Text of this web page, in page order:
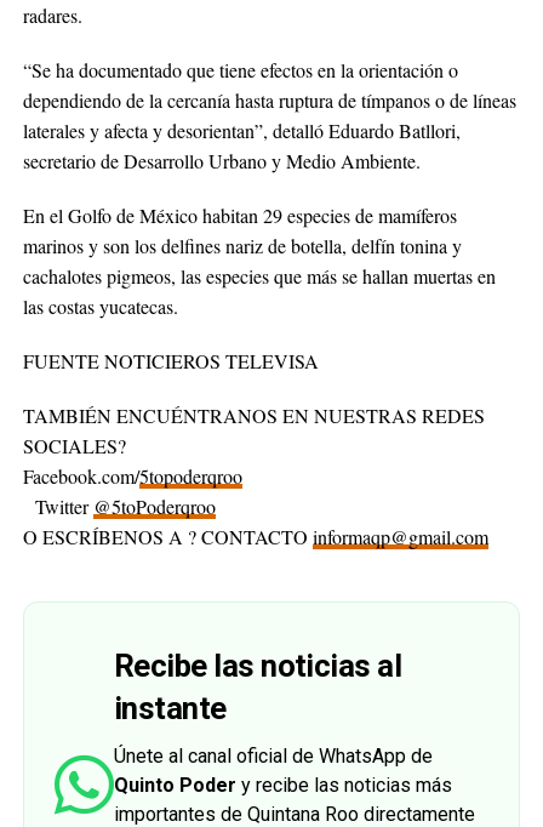
radares.
“Se ha documentado que tiene efectos en la orientación o
dependiendo de la cercanía hasta ruptura de tímpanos o de líneas
laterales y afecta y desorientan”, detalló Eduardo Batllori,
secretario de Desarrollo Urbano y Medio Ambiente.
En el Golfo de México habitan 29 especies de mamíferos
marinos y son los delfines nariz de botella, delfín tonina y
cachalotes pigmeos, las especies que más se hallan muertas en
las costas yucatecas.
FUENTE NOTICIEROS TELEVISA
TAMBIÉN ENCUÉNTRANOS EN NUESTRAS REDES
SOCIALES?
Facebook.com/5topoderqroo
Twitter @5toPoderqroo
O ESCRÍBENOS A ? CONTACTO informaqp@gmail.com
Recibe las noticias al
instante
Únete al canal oficial de WhatsApp de
Quinto Poder y recibe las noticias más
importantes de Quintana Roo directamente